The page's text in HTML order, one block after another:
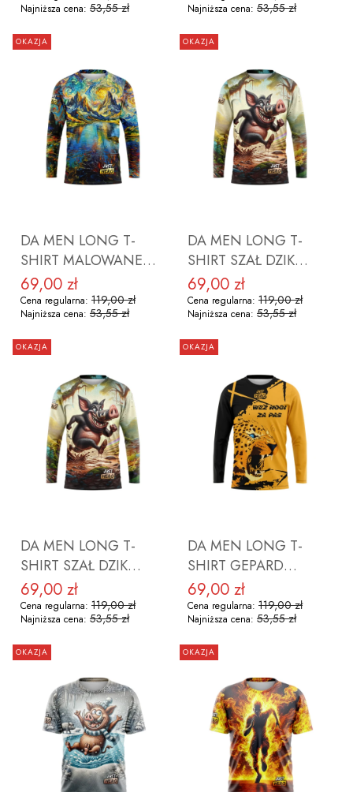
Najniższa cena: 53,55 zł
DO KOSZYKA
Najniższa cena: 53,55 zł
DO KOSZYKA
OKAZJA
DA MEN LONG T-
SHIRT MALOWANE
Cena promocyjna
69,00 zł
Cena regularna: 119,00 zł
Najniższa cena: 53,55 zł
DO KOSZYKA
OKAZJA
DA MEN LONG T-
SHIRT SZAŁ DZIK
Cena promocyjna
69,00 zł
Cena regularna: 119,00 zł
Najniższa cena: 53,55 zł
DO KOSZYKA
OKAZJA
DA MEN LONG T-
SHIRT SZAŁ DZIK
Cena promocyjna
69,00 zł
Cena regularna: 119,00 zł
Najniższa cena: 53,55 zł
DO KOSZYKA
OKAZJA
DA MEN LONG T-
SHIRT GEPARD
Cena promocyjna
69,00 zł
Cena regularna: 119,00 zł
Najniższa cena: 53,55 zł
DO KOSZYKA
OKAZJA OKAZJA